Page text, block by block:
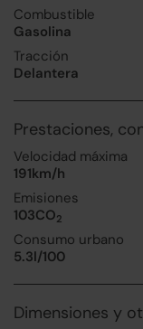
Combustible
Gasolina
Tracción
Delantera
Prestaciones,
Velocidad máxima
191km/h
Emisiones
103CO2
Consumo urbano
5.3l/100
Dimensiones y